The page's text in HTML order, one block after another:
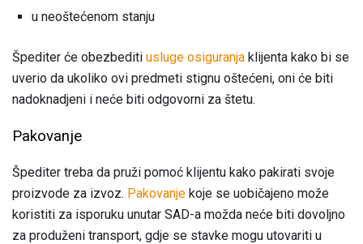
u neoštećenom stanju
Špediter će obezbediti usluge osiguranja klijenta kako bi se
uverio da ukoliko ovi predmeti stignu oštećeni, oni će biti
nadoknadjeni i neće biti odgovorni za štetu.
Pakovanje
Špediter treba da pruži pomoć klijentu kako pakirati svoje
proizvode za izvoz. Pakovanje koje se uobičajeno može
koristiti za isporuku unutar SAD-a možda neće biti dovoljno
za produženi transport, gdje se stavke mogu utovariti u